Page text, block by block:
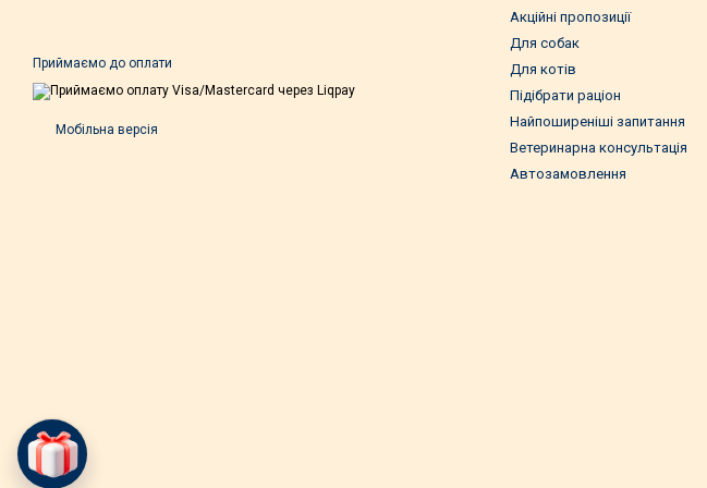
Приймаємо до оплати
Мобільна версія
Акційні пропозиції
Для собак
Для котів
Підібрати раціон
Найпоширеніші запитання
Ветеринарна консультація
Автозамовлення